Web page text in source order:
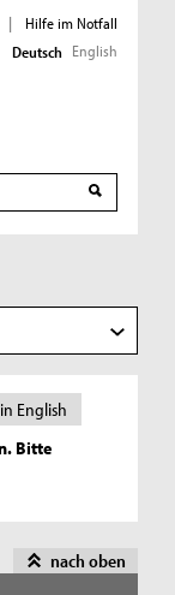
|
Hilfe im Notfall
Deutsch English
English
Bitte
nach oben